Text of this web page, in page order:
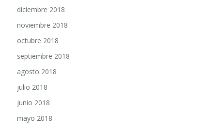
noviembre 2018
octubre 2018
septiembre 2018
agosto 2018
julio 2018
junio 2018
mayo 2018
abril 2018